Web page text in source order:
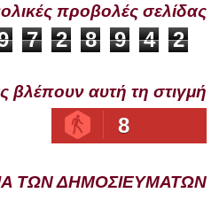
προβολές σελίδας
7 2 8 9 4 2
βλέπουν αυτή τη στιγμή
8
ΤΩΝ ΔΗΜΟΣΙΕΥΜΑΤΩΝ